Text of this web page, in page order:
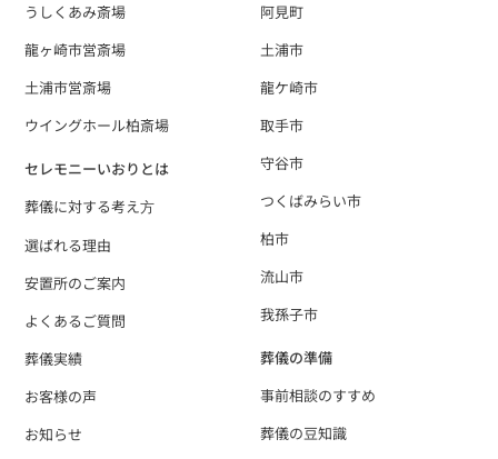
うしくあみ斎場
龍ヶ崎市営斎場
土浦市営斎場
ウイングホール柏斎場
阿見町
土浦市
龍ケ崎市
取手市
守谷市
つくばみらい市
柏市
流山市
我孫子市
セレモニーいおりとは
葬儀に対する考え⽅
選ばれる理由
安置所のご案内
よくあるご質問
葬儀実績
お客様の声
お知らせ
葬儀の準備
事前相談のすすめ
葬儀の豆知識